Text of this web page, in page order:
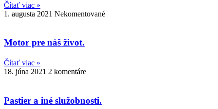
Čítať viac »
1. augusta 2021 Nekomentované
Motor pre náš život.
Čítať viac »
18. júna 2021 2 komentáre
Pastier a iné služobnosti.